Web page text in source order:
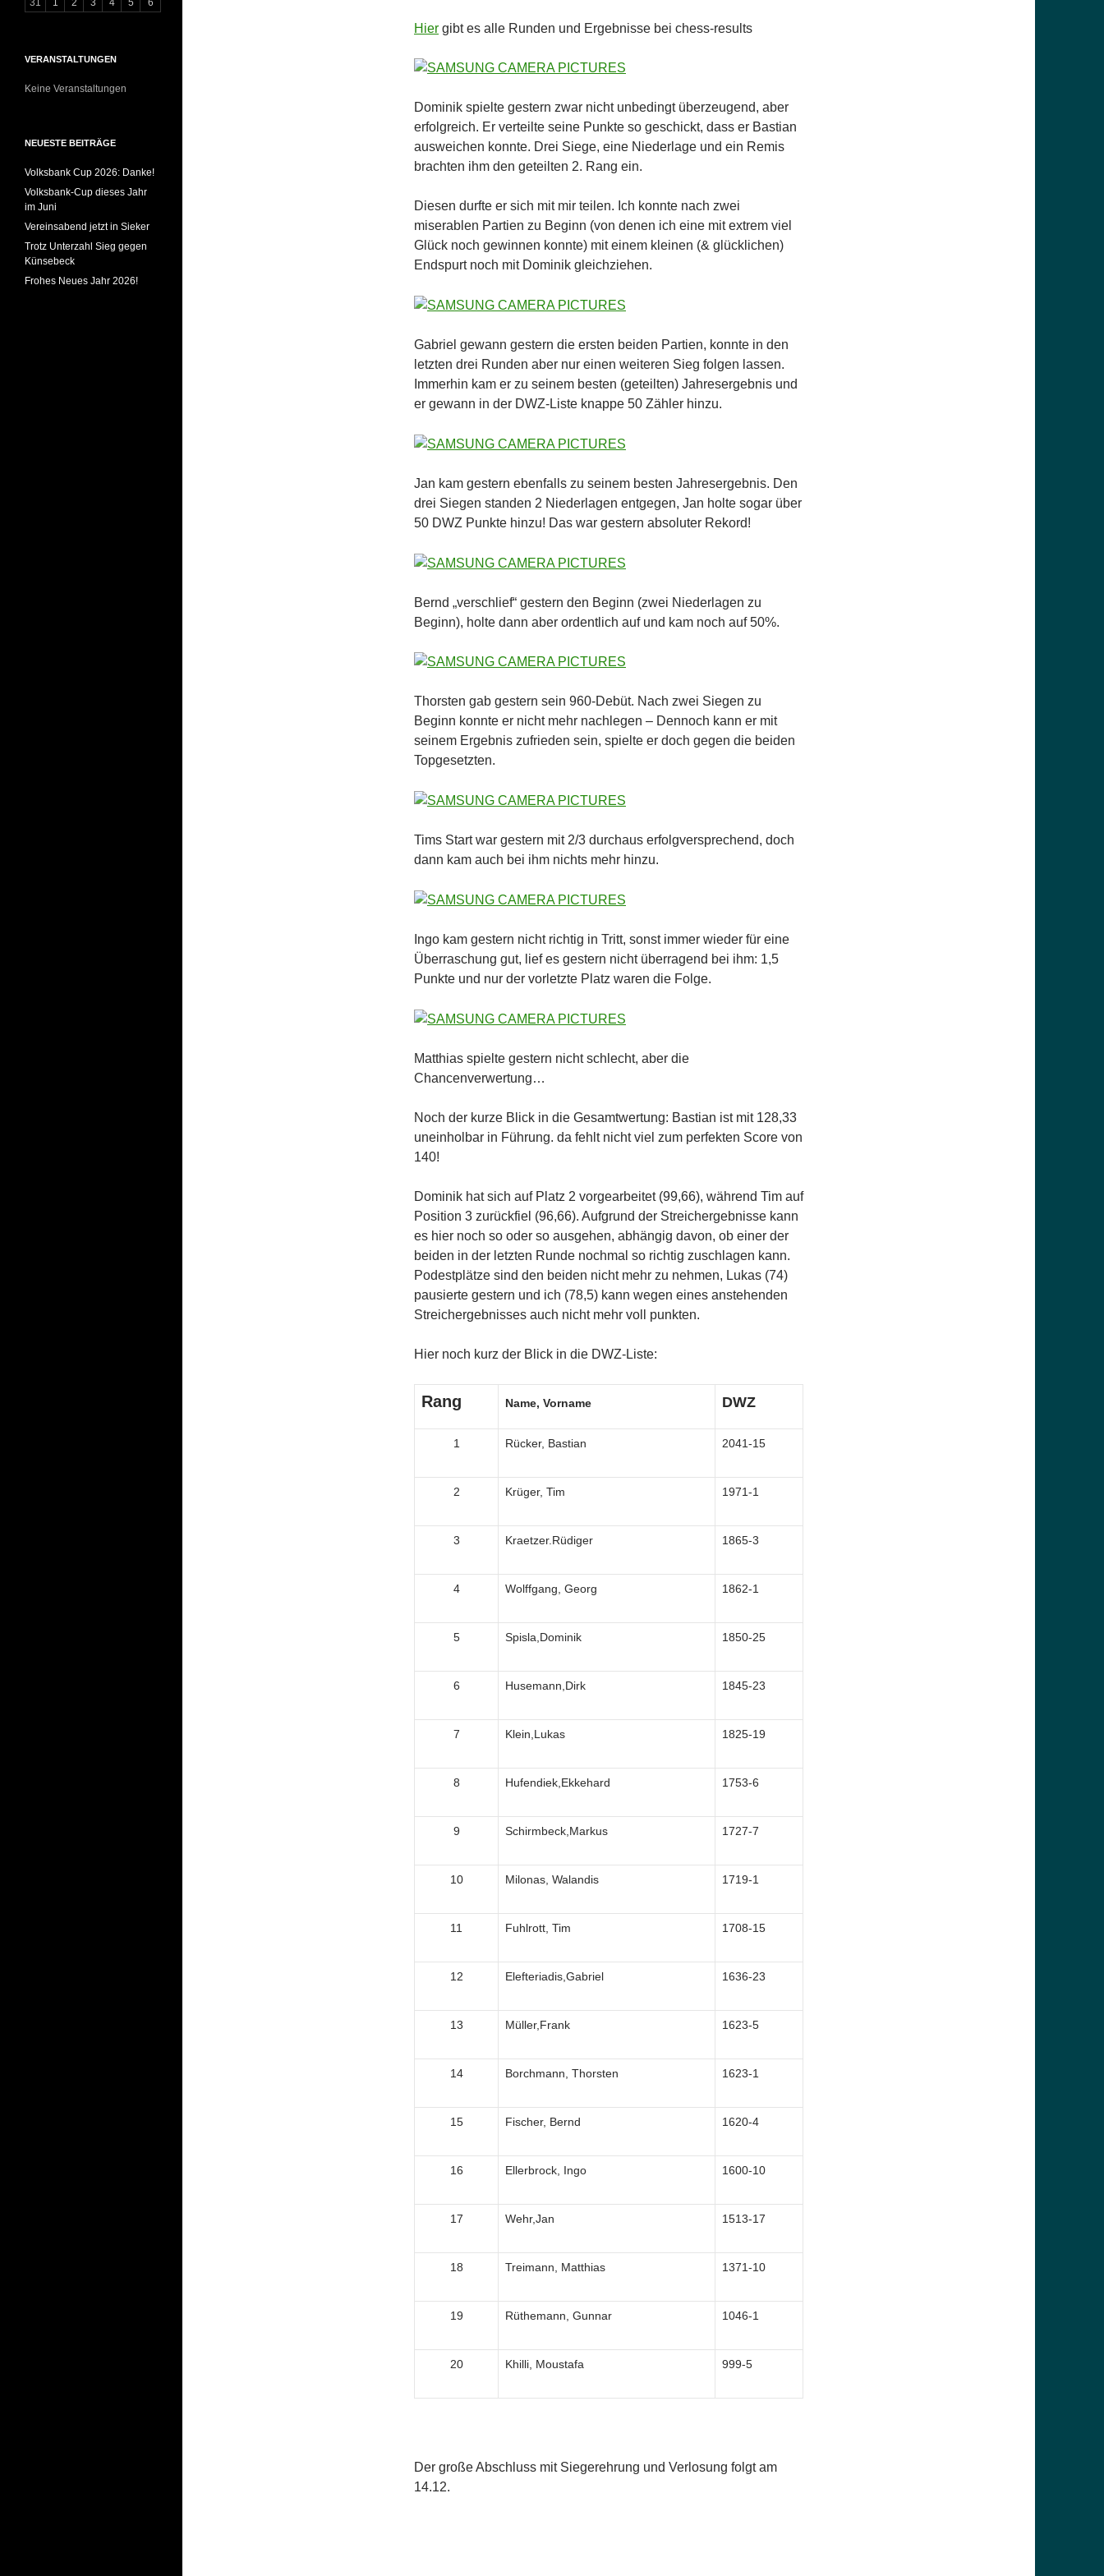
Hier gibt es alle Runden und Ergebnisse bei chess-results
Dominik spielte gestern zwar nicht unbedingt überzeugend, aber
erfolgreich. Er verteilte seine Punkte so geschickt, dass er Bastian
ausweichen konnte. Drei Siege, eine Niederlage und ein Remis
brachten ihm den geteilten 2. Rang ein.
Diesen durfte er sich mit mir teilen. Ich konnte nach zwei
miserablen Partien zu Beginn (von denen ich eine mit extrem viel
Glück noch gewinnen konnte) mit einem kleinen (& glücklichen)
Endspurt noch mit Dominik gleichziehen.
Gabriel gewann gestern die ersten beiden Partien, konnte in den
letzten drei Runden aber nur einen weiteren Sieg folgen lassen.
Immerhin kam er zu seinem besten (geteilten) Jahresergebnis und
er gewann in der DWZ-Liste knappe 50 Zähler hinzu.
Jan kam gestern ebenfalls zu seinem besten Jahresergebnis. Den
drei Siegen standen 2 Niederlagen entgegen, Jan holte sogar über
50 DWZ Punkte hinzu! Das war gestern absoluter Rekord!
Bernd „verschlief“ gestern den Beginn (zwei Niederlagen zu
Beginn), holte dann aber ordentlich auf und kam noch auf 50%.
Thorsten gab gestern sein 960-Debüt. Nach zwei Siegen zu
Beginn konnte er nicht mehr nachlegen – Dennoch kann er mit
seinem Ergebnis zufrieden sein, spielte er doch gegen die beiden
Topgesetzten.
Tims Start war gestern mit 2/3 durchaus erfolgversprechend, doch
dann kam auch bei ihm nichts mehr hinzu.
Ingo kam gestern nicht richtig in Tritt, sonst immer wieder für eine
Überraschung gut, lief es gestern nicht überragend bei ihm: 1,5
Punkte und nur der vorletzte Platz waren die Folge.
Matthias spielte gestern nicht schlecht, aber die
Chancenverwertung…
Noch der kurze Blick in die Gesamtwertung: Bastian ist mit 128,33
uneinholbar in Führung. da fehlt nicht viel zum perfekten Score von
140!
Dominik hat sich auf Platz 2 vorgearbeitet (99,66), während Tim auf
Position 3 zurückfiel (96,66). Aufgrund der Streichergebnisse kann
es hier noch so oder so ausgehen, abhängig davon, ob einer der
beiden in der letzten Runde nochmal so richtig zuschlagen kann.
Podestplätze sind den beiden nicht mehr zu nehmen, Lukas (74)
pausierte gestern und ich (78,5) kann wegen eines anstehenden
Streichergebnisses auch nicht mehr voll punkten.
Hier noch kurz der Blick in die DWZ-Liste:
Rang Name, Vorname DWZ
1 Rücker, Bastian 2041-15
2 Krüger, Tim 1971-1
3 Kraetzer.Rüdiger 1865-3
4 Wolffgang, Georg 1862-1
5 Spisla,Dominik 1850-25
6 Husemann,Dirk 1845-23
7 Klein,Lukas 1825-19
8 Hufendiek,Ekkehard 1753-6
9 Schirmbeck,Markus 1727-7
10 Milonas, Walandis 1719-1
11 Fuhlrott, Tim 1708-15
12 Elefteriadis,Gabriel 1636-23
13 Müller,Frank 1623-5
14 Borchmann, Thorsten 1623-1
15 Fischer, Bernd 1620-4
16 Ellerbrock, Ingo 1600-10
17 Wehr,Jan 1513-17
18 Treimann, Matthias 1371-10
19 Rüthemann, Gunnar 1046-1
20 Khilli, Moustafa 999-5
Der große Abschluss mit Siegerehrung und Verlosung folgt am
14.12.
VERANSTALTUNGEN
Keine Veranstaltungen
NEUESTE BEITRÄGE
Volksbank Cup 2026: Danke!
Volksbank-Cup dieses Jahr
im Juni
Vereinsabend jetzt in Sieker
Trotz Unterzahl Sieg gegen
Künsebeck
Frohes Neues Jahr 2026!